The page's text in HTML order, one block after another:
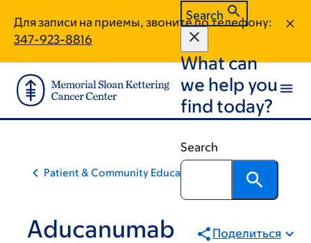
main
content
footer
Для записи на приемы, звоните по телефону:
347-923-8816
Search
What can
we help you
find today?
Search
Patient & Community Education
Aducanumab Поделиться